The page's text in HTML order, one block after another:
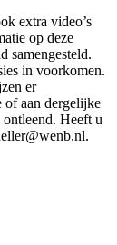
extra video’s
op deze
samengesteld.
in voorkomen.
er
of aan dergelijke
Heeft u